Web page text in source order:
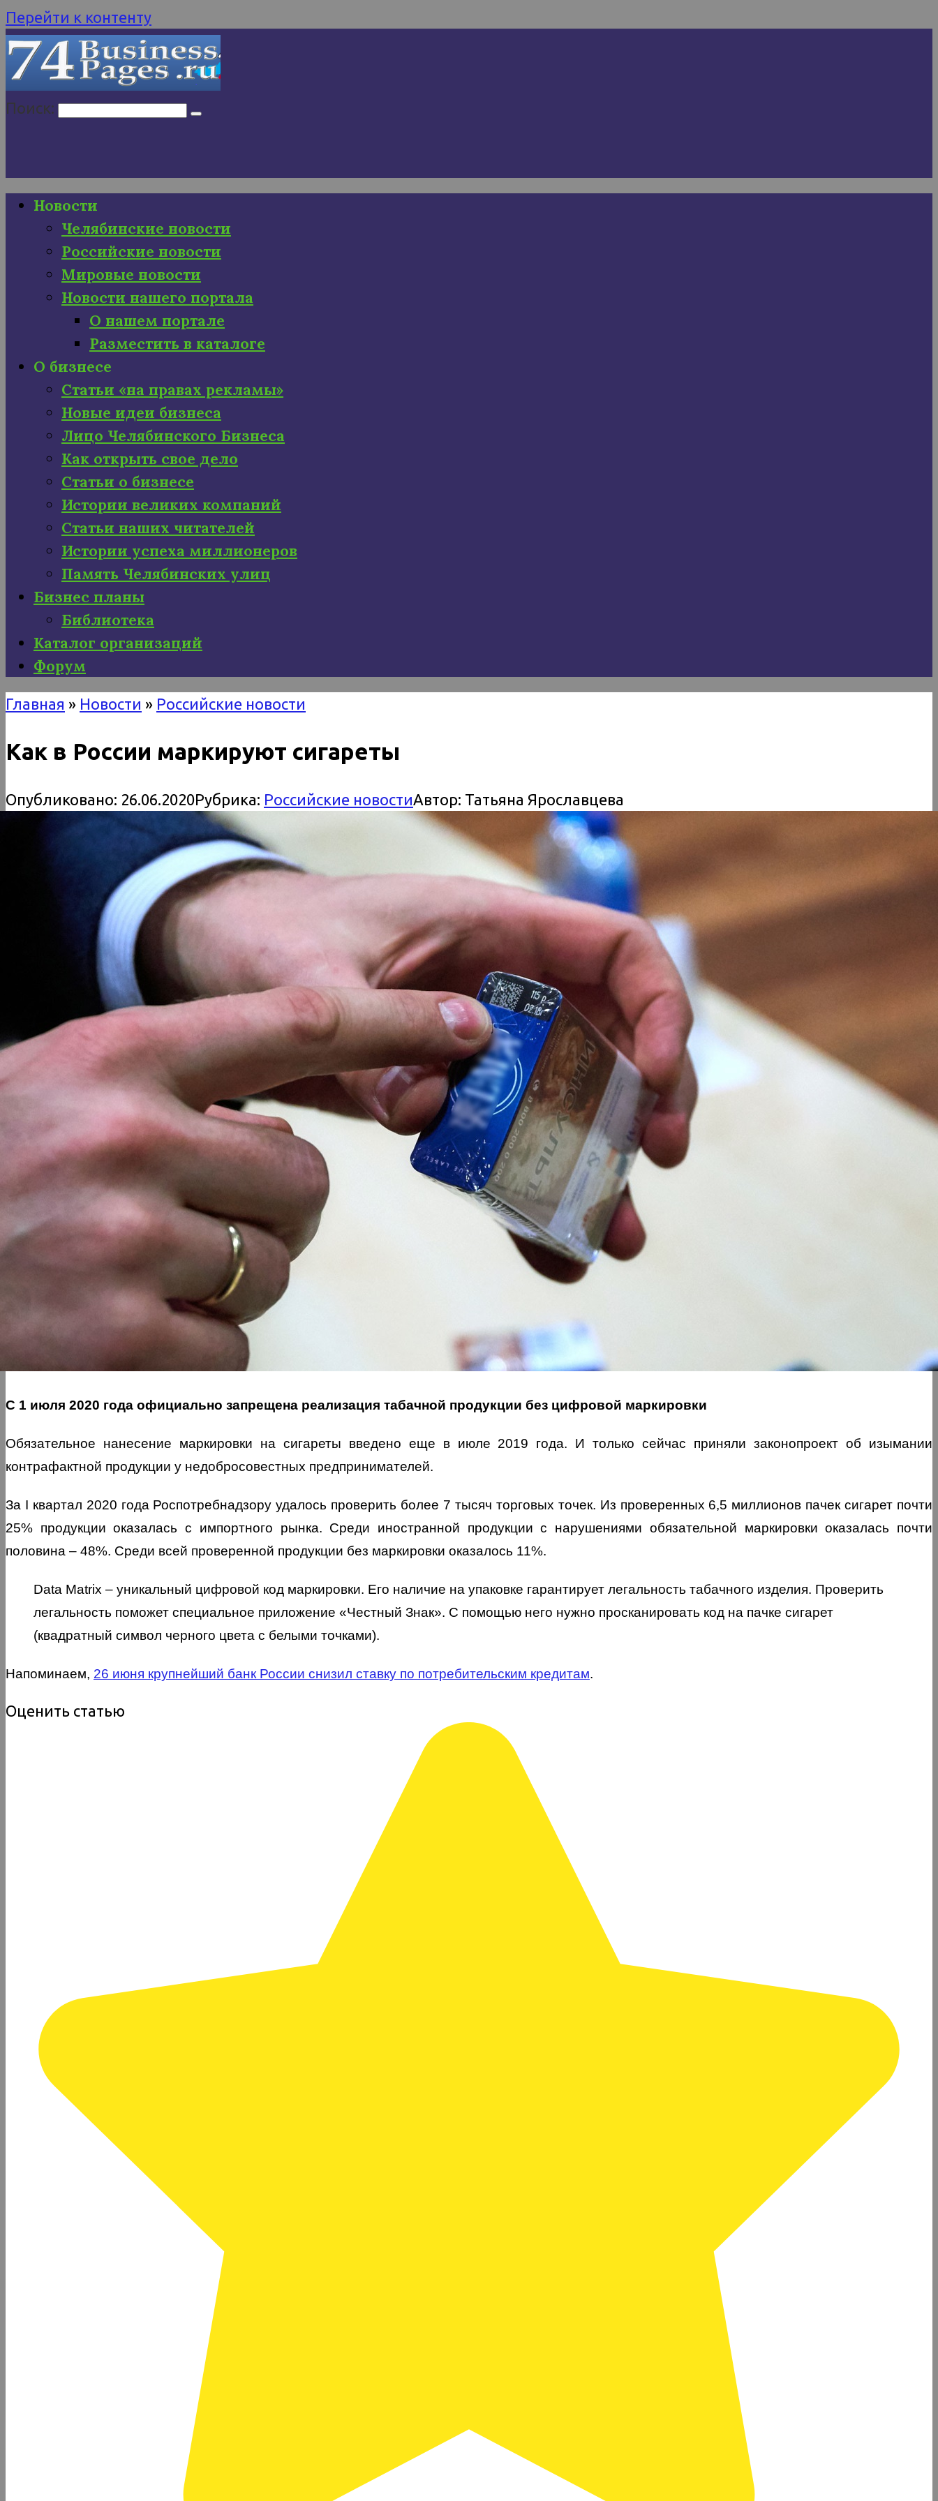
Перейти к контенту
Поиск:
Новости
Челябинские новости
Российские новости
Мировые новости
Новости нашего портала
О нашем портале
Разместить в каталоге
О бизнесе
Статьи «на правах рекламы»
Новые идеи бизнеса
Лицо Челябинского Бизнеса
Как открыть свое дело
Статьи о бизнесе
Истории великих компаний
Статьи наших читателей
Истории успеха миллионеров
Память Челябинских улиц
Бизнес планы
Библиотека
Каталог организаций
Форум
Главная » Новости » Российские новости
Как в России маркируют сигареты
Опубликовано: 26.06.2020Рубрика: Российские новостиАвтор: Татьяна Ярославцева
С 1 июля 2020 года официально запрещена реализация табачной продукции без цифровой маркировки
Обязательное нанесение маркировки на сигареты введено еще в июле 2019 года. И только сейчас приняли законопроект об изымании
контрафактной продукции у недобросовестных предпринимателей.
За I квартал 2020 года Роспотребнадзору удалось проверить более 7 тысяч торговых точек. Из проверенных 6,5 миллионов пачек сигарет почти
25% продукции оказалась с импортного рынка. Среди иностранной продукции с нарушениями обязательной маркировки оказалась почти
половина – 48%. Среди всей проверенной продукции без маркировки оказалось 11%.
Data Matrix – уникальный цифровой код маркировки. Его наличие на упаковке гарантирует легальность табачного изделия. Проверить
легальность поможет специальное приложение «Честный Знак». С помощью него нужно просканировать код на пачке сигарет
(квадратный символ черного цвета с белыми точками).
Напоминаем, 26 июня крупнейший банк России снизил ставку по потребительским кредитам.
Оценить статью